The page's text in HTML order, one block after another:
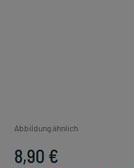
Abbildung ähnlich
8,90 €